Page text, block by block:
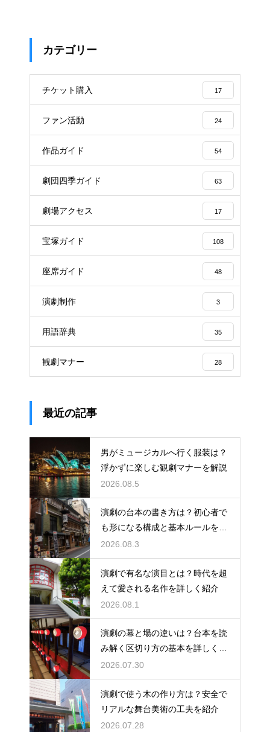
カテゴリー
チケット購入 17
ファン活動 24
作品ガイド 54
劇団四季ガイド 63
劇場アクセス 17
宝塚ガイド 108
座席ガイド 48
演劇制作 3
用語辞典 35
観劇マナー 28
最近の記事
男がミュージカルへ行く服装は？
浮かずに楽しむ観劇マナーを解説
2026.08.5
演劇の台本の書き方は？初心者で
も形になる構成と基本ルールを解
説
2026.08.3
演劇で有名な演目とは？時代を超
えて愛される名作を詳しく紹介
2026.08.1
演劇の幕と場の違いは？台本を読
み解く区切り方の基本を詳しく解
説
2026.07.30
演劇で使う木の作り方は？安全で
リアルな舞台美術の工夫を紹介
2026.07.28